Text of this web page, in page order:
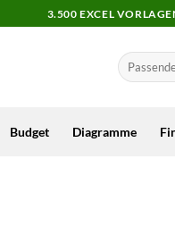
3.500 EXCEL
Budget Diagramme